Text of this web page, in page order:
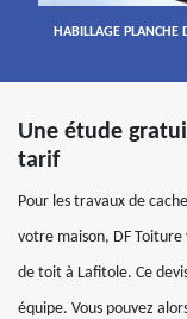
HABILLAGE PLANCHE
Une étude
tarif
Pour les travaux de
votre maison, DF Toiture
de toit à Lafitole. Ce
équipe. Vous pouvez